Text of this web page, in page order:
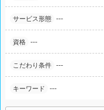
サービス形態 ---
資格 ---
こだわり条件 ---
キーワード ---